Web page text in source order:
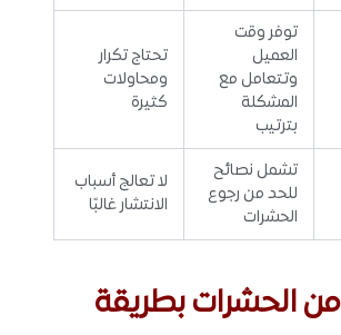
توفر وقت
العميل
وتتعامل مع
المشكلة
بترتيب
تحتاج تكرار
ومحاولات
كثيرة
تشمل نصائح
للحد من رجوع
الحشرات
لا تعالج أسباب
الانتشار غالبًا
الحشرات بطريقة